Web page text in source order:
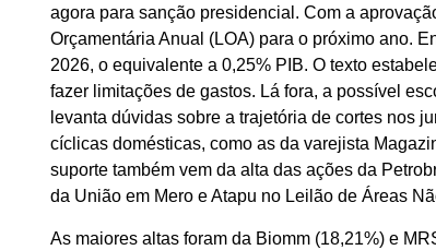
agora para sanção presidencial. Com a
Orçamentária Anual (LOA) para o próximo ano.
2026, o equivalente a 0,25% PIB. O texto
fazer limitações de gastos. Lá fora, a possível
levanta dúvidas sobre a trajetória de cortes nos
cíclicas domésticas, como as da varejista
suporte também vem da alta das ações da
da União em Mero e Atapu no Leilão de Áreas
As maiores altas foram da Biomm (18,21%) e